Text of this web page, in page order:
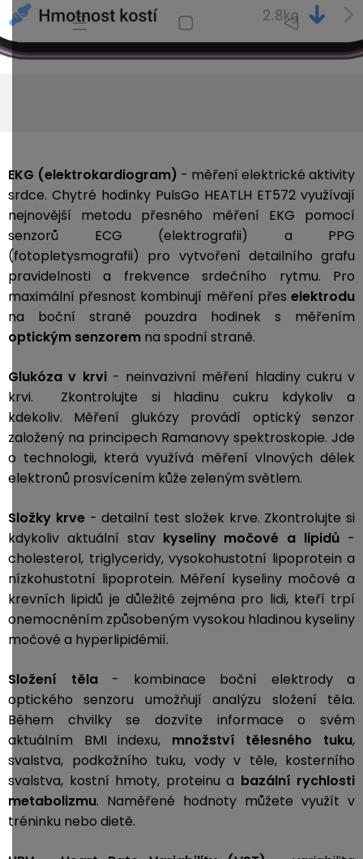
EKG (elektrokardiogram) - měření elektrické aktivity
srdce. Chytré hodinky PulsGo HEATLH ET572 využívají
nejnovější metodu přesného měření EKG pomocí
senzorů ECG (elektrografii) a PPG
(fotopletysmografii) pro vytvoření detailního grafu
pravidelnosti a frekvence srdečního rytmu. Pro
maximální přesnost kombinují měření přes elektrodu
na boční straně pouzdra hodinek s měřením
optickým senzorem na spodní straně.
Glukóza v krvi- neinvazivní měření hladiny cukru v
krvi. Zkontrolujte si hladinu cukru kdykoliv a
kdekoliv. Měření glukózy provádí optický senzor
založený na principech Ramanovy spektroskopie. Jde
o technologii, která využívá měření vlnových délek
elektronů prosvícením kůže zeleným světlem.
Složky krve- detailní test složek krve. Zkontrolujte si
kdykoliv aktuální stav kyseliny močové a lipidů -
cholesterol, triglyceridy, vysokohustotní lipoprotein a
nízkohustotní lipoprotein. Měření kyseliny močové a
krevních lipidů je důležité zejména pro lidi, kteří trpí
onemocněním způsobeným vysokou hladinou kyseliny
močové a hyperlipidémií.
Složení těla- kombinace boční elektrody a
optického senzoru umožňují analýzu složení těla.
Během chvilky se dozvíte informace o svém
aktuálním BMI indexu, množství tělesného tuku,
svalstva, podkožního tuku, vody v těle, kosterního
svalstva, kostní hmoty, proteinu a bazální rychlosti
metabolizmu. Naměřené hodnoty můžete využít v
tréninku nebo dietě.